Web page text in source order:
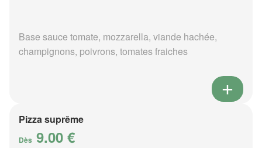
Base sauce tomate, mozzarella, viande hachée,
champignons, poivrons, tomates fraiches
Pizza suprême
Dès 9.00 €